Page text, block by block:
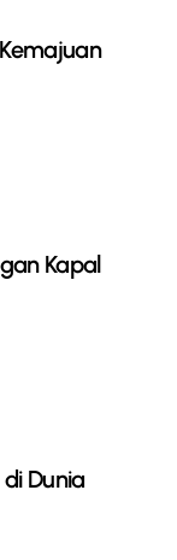
Kapal
Dunia